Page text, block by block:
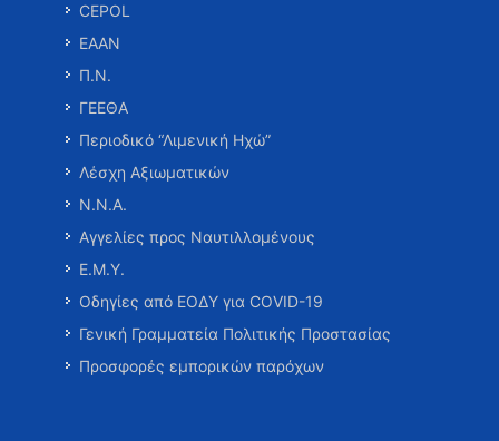
CEPOL
ΕΑΑΝ
Π.Ν.
ΓΕΕΘΑ
Περιοδικό “Λιμενική Ηχώ”
Λέσχη Αξιωματικών
Ν.Ν.Α.
Αγγελίες προς Ναυτιλλομένους
Ε.Μ.Υ.
Οδηγίες από ΕΟΔΥ για COVID-19
Γενική Γραμματεία Πολιτικής Προστασίας
Προσφορές εμπορικών παρόχων